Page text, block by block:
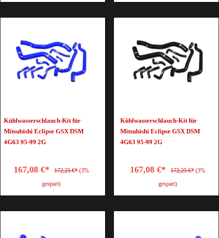
Kühlwasserschlauch-Kit für
Mitsubishi Eclipse GSX DSM
4G63 95-99 2G
167,08 €* 172,25 €* (3%
gespart)
Kühlwasserschlauch-Kit für
Mitsubishi Eclipse GSX DSM
4G63 95-99 2G
167,08 €* 172,25 €* (3%
gespart)